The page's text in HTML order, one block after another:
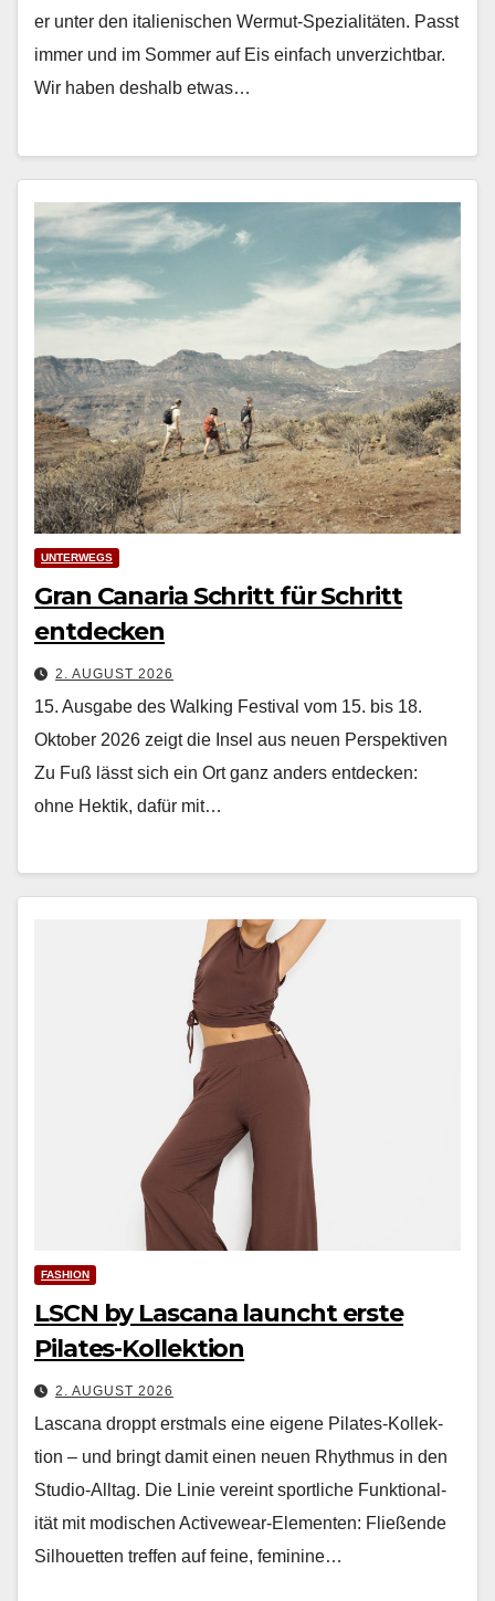
er unter den ital­ienis­chen Wer­mut-Spezial­itäten. Passt
immer und im Som­mer auf Eis ein­fach unverzicht­bar.
Wir haben deshalb etwas…
UNTERWEGS
Gran Canaria Schritt für Schritt
entdecken
2. AUGUST 2026
15. Ausgabe des Walking Festival vom 15. bis 18.
Oktober 2026 zeigt die Insel aus neuen Perspektiven
Zu Fuß lässt sich ein Ort ganz anders ent­deck­en:
ohne Hek­tik, dafür mit…
FASHION
LSCN by Lascana launcht erste
Pilates-Kollektion
2. AUGUST 2026
Las­cana droppt erst­mals eine eigene Pilates-Kollek­
tion – und bringt damit einen neuen Rhyth­mus in den
Stu­dio-All­t­ag. Die Lin­ie vere­int sportliche Funk­tion­al­
ität mit modis­chen Activewear-Ele­menten: Fließende
Sil­hou­et­ten tre­f­fen auf feine, fem­i­nine…